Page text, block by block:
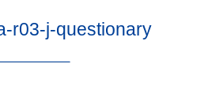
r03-j-questionary